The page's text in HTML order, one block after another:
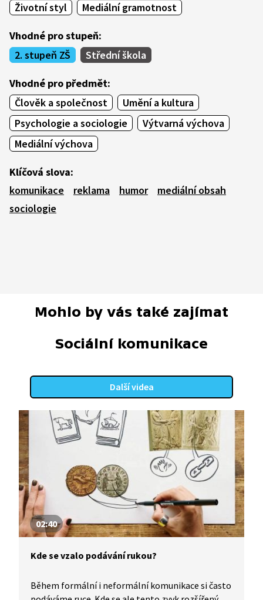
Životní styl
Mediální gramotnost
Vhodné pro stupeň:
2. stupeň ZŠ
Střední škola
Vhodné pro předmět:
Člověk a společnost
Umění a kultura
Psychologie a sociologie
Výtvarná výchova
Mediální výchova
Klíčová slova:
komunikace
reklama humor
mediální obsah
sociologie
Mohlo by vás také zajímat
Sociální komunikace
Další videa
02:40
Kde se vzalo podávání rukou?
Během formální i neformální komunikace si často